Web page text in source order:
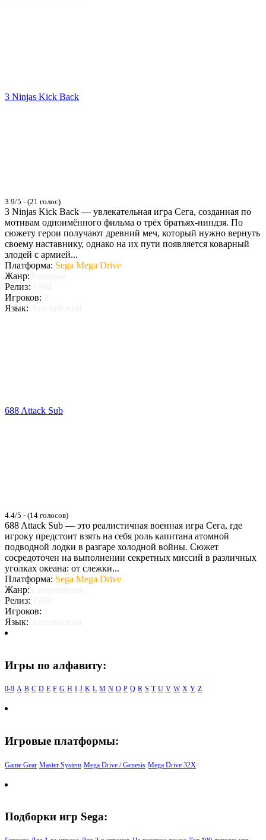
3 Ninjas Kick Back
3.9/5 - (21 голос)
3 Ninjas Kick Back — увлекательная игра Сега, созданная по
мотивам одноимённого фильма о трёх братьях-ниндзя. По
сюжету герои получают древний меч, который нужно вернуть
своему наставнику, однако на их пути появляется коварный
злодей с армией...
Платформа: Sega Mega Drive
Жанр:
Релиз:
Игроков:
Язык:
688 Attack Sub
4.4/5 - (14 голосов)
688 Attack Sub — это реалистичная военная игра Сега, где
игроку предстоит взять на себя роль капитана атомной
подводной лодки в разгаре холодной войны. Сюжет
сосредоточен на выполнении секретных миссий в различных
уголках океана: от слежки...
Платформа: Sega Mega Drive
Жанр:
Релиз:
Игроков:
Язык:
Игры по алфавиту:
0-9 A B C D E F G H I J K L M N O P Q R S T U V W X Y Z
Игровые платформы:
Game Gear Master System Mega Drive / Genesis Mega Drive 32X
Подборки игр Sega: